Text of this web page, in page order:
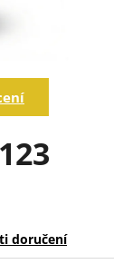
doručení